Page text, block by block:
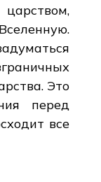
Это
перед
все